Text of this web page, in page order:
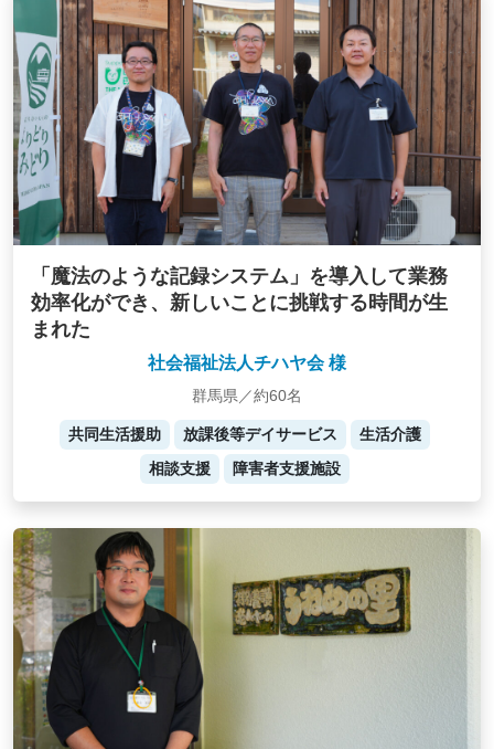
「魔法のような記録システム」を導入して業務
効率化ができ、新しいことに挑戦する時間が生
まれた
社会福祉法人チハヤ会 様
群馬県／約60名
共同生活援助 放課後等デイサービス
生活介護
相談支援
障害者支援施設